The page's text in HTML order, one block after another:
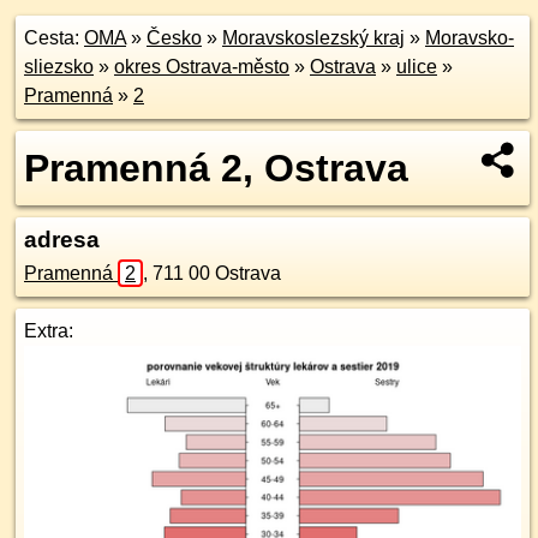
Cesta: OMA» Česko » Moravskoslezský kraj » Moravsko-
sliezsko » okres Ostrava-město » Ostrava » ulice »
Pramenná » 2
Pramenná 2, Ostrava
adresa
Pramenná 2 , 711 00 Ostrava
Extra: